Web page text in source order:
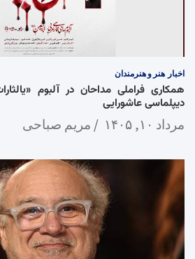
اخبار هنر و هنرمندان
همکاری فراملی مداحان در آلبوم
دیپلماسی عاشورایی
مرداد ۱۰, ۱۴۰۵ مریم صباحی